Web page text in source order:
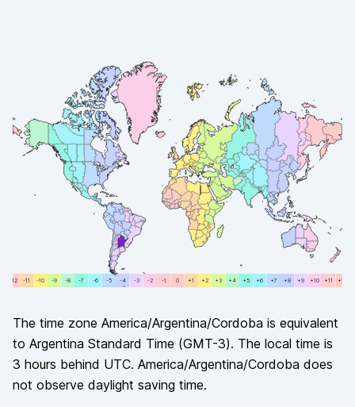
-2
-2
-3
-3
-4
-4
-5
-5
-6
-6
-7
-7
-8
-8
-9
-9 -1
-1
-10
-10
-11
-11 00 +2
+2 +3
+3 +4
+4 +5
+5 +6
+6 +7
+7 +8
+8 +9
+9
+1
+1 +10
+10 +11
+11 +12
+12
The time zone America/Argentina/Cordoba is equivalent
to Argentina Standard Time (GMT-3). The local time is
3 hours behind UTC. America/Argentina/Cordoba does
not observe daylight saving time.